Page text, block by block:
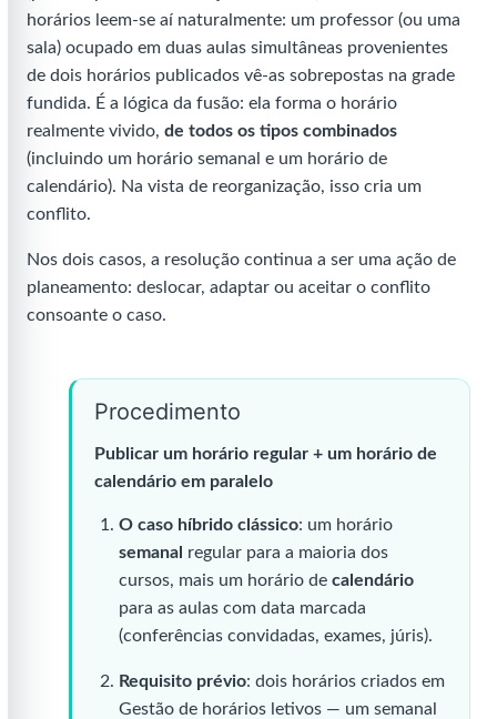
horários leem-se aí naturalmente: um professor (ou uma
sala) ocupado em duas aulas simultâneas provenientes
de dois horários publicados vê-as sobrepostas na grade
fundida. É a lógica da fusão: ela forma o horário
realmente vivido, de todos os tipos combinados
(incluindo um horário semanal e um horário de
calendário). Na vista de reorganização, isso cria um
conflito.
Nos dois casos, a resolução continua a ser uma ação de
planeamento: deslocar, adaptar ou aceitar o conflito
consoante o caso.
Procedimento
Publicar um horário regular + um horário de
calendário em paralelo
O caso híbrido clássico: um horário
semanal regular para a maioria dos
cursos, mais um horário decalendário
para as aulas com data marcada
(conferências convidadas, exames, júris).
Requisito prévio: dois horários criados em
Gestão de horários letivos — um semanal